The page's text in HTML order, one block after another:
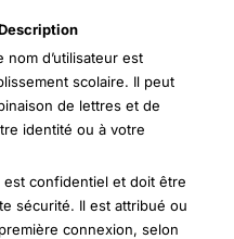
nom d’utilisateur est
scolaire. Il peut
de lettres et de
identité ou à votre
est confidentiel et doit être
sécurité. Il est attribué ou
connexion, selon